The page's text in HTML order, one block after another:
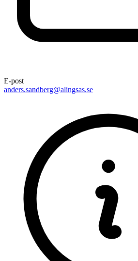
E-post
anders.sandberg@alingsas.se